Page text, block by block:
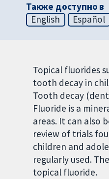
Также доступно в
English
Español
Topical fluorides
tooth decay in
Tooth decay
Fluoride is a
areas. It can also
review of trials
children and
regularly used.
topical fluoride.